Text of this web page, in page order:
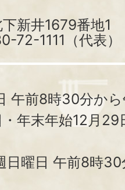
新井1679番地1
72-1111（代表）
午前8時30分か
年末年始12月
日曜日 午前8時